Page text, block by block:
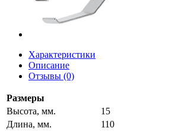
Характеристики
Описание
Отзывы (0)
Размеры
Высота, мм.
15
Длина, мм.
110